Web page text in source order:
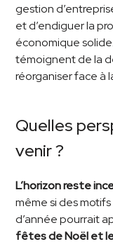
gestion
et d’endiguer la
économique
témoignent de la
réorganiser face à
Quelles
venir ?
L’horizon reste
même si des motifs
d’année pourrait
fêtes de Noël et le